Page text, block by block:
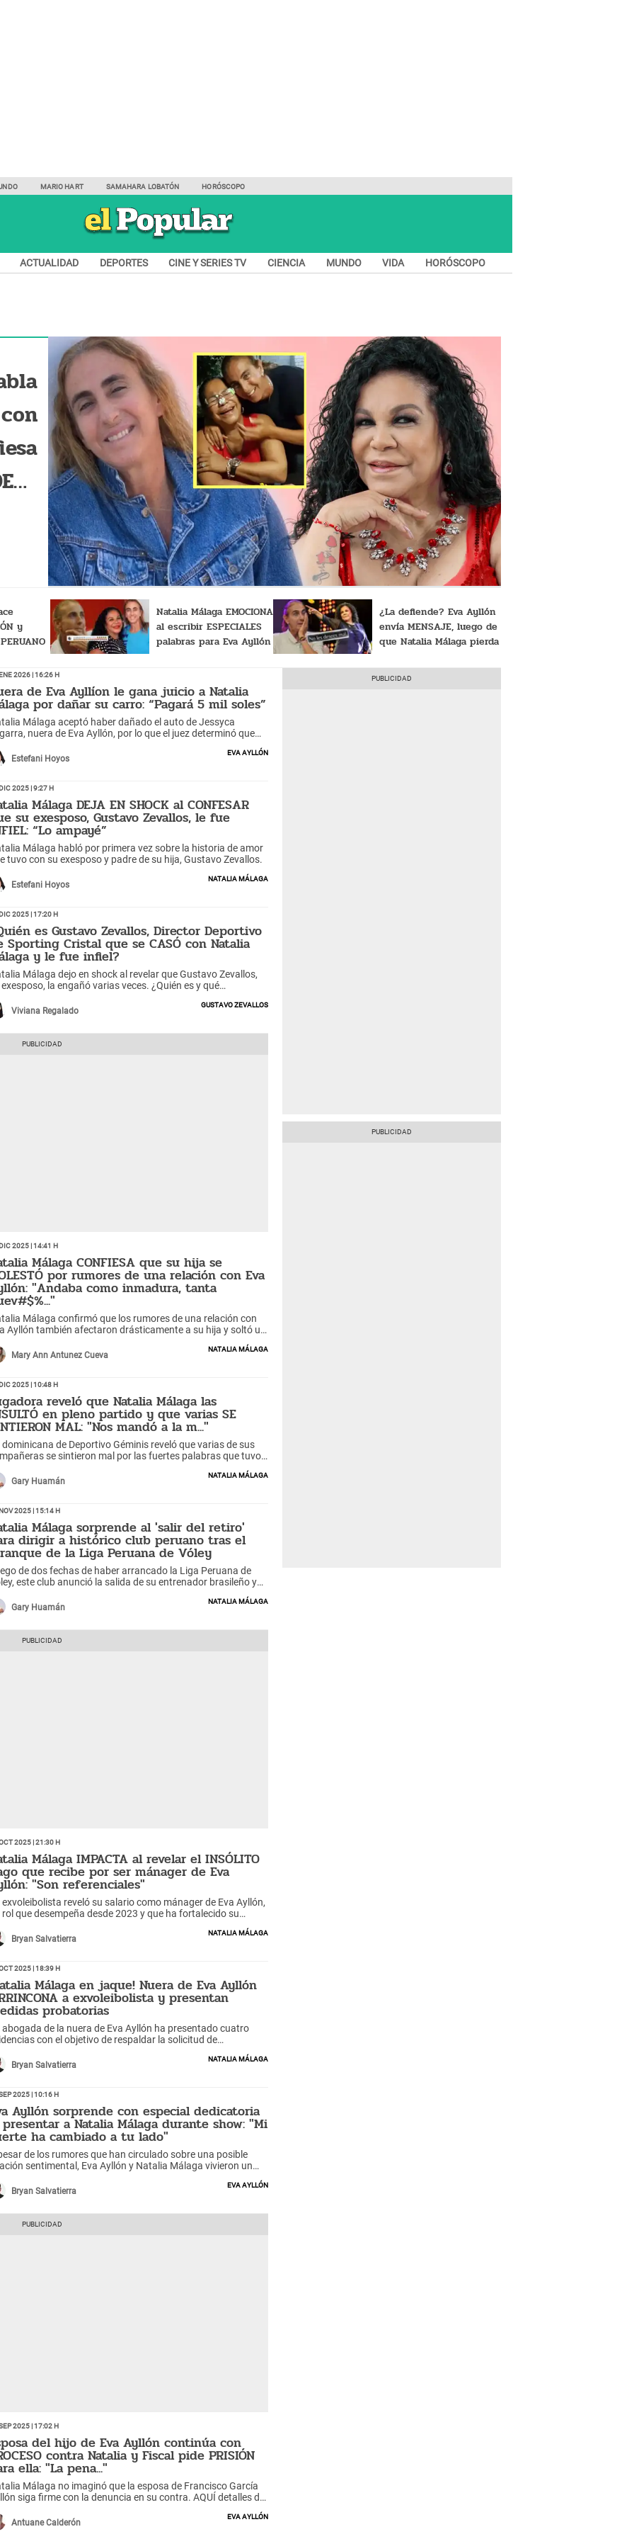
MARIO HART SAMAHARA LOBATÓN HORÓSCOPO
ACTUALIDAD DEPORTES CINE Y SERIES TV CIENCIA MUNDO VIDA HORÓSCOPO
y
Natalia Málaga EMOCIONA
al escribir ESPECIALES
palabras para Eva Ayllón
quiero..."
¿La defiende? Eva Ayllón
envía MENSAJE, luego de
que Natalia Málaga pierda
"No les desees..."
2026 | 16:26 h
de Eva Ayllíon le gana juicio a Natalia
por dañar su carro: “Pagará 5 mil soles”
Málaga aceptó haber dañado el auto de Jessyca
nuera de Eva Ayllón, por lo que el juez determinó que
civil.
Estefani Hoyos
Eva Ayllón
2025 | 9:27 h
Málaga DEJA EN SHOCK al CONFESAR
su exesposo, Gustavo Zevallos, le fue
“Lo ampayé”
Málaga habló por primera vez sobre la historia de amor
tuvo con su exesposo y padre de su hija, Gustavo Zevallos.
Estefani Hoyos
Natalia Málaga
2025 | 17:20 h
es Gustavo Zevallos, Director Deportivo
Sporting Cristal que se CASÓ con Natalia
y le fue infiel?
Málaga dejo en shock al revelar que Gustavo Zevallos,
la engañó varias veces. ¿Quién es y qué
Viviana Regalado
Gustavo Zevallos
2025 | 14:41 h
Málaga CONFIESA que su hija se
por rumores de una relación con Eva
"Andaba como inmadura, tanta
Málaga confirmó que los rumores de una relación con
Ayllón también afectaron drásticamente a su hija y soltó un
le dijo?
Mary Ann Antunez Cueva
Natalia Málaga
2025 | 10:48 h
reveló que Natalia Málaga las
en pleno partido y que varias SE
MAL: "Nos mandó a la m..."
dominicana de Deportivo Géminis reveló que varias de sus
se sintieron mal por las fuertes palabras que tuvo
Gary Huamán
Natalia Málaga
2025 | 15:14 h
Málaga sorprende al 'salir del retiro'
dirigir a histórico club peruano tras el
de la Liga Peruana de Vóley
de dos fechas de haber arrancado la Liga Peruana de
este club anunció la salida de su entrenador brasileño y
Gary Huamán
Natalia Málaga
2025 | 21:30 h
Málaga IMPACTA al revelar el INSÓLITO
que recibe por ser mánager de Eva
"Son referenciales"
exvoleibolista reveló su salario como mánager de Eva Ayllón,
rol que desempeña desde 2023 y que ha fortalecido su
Bryan Salvatierra
Natalia Málaga
2025 | 18:39 h
Málaga en jaque! Nuera de Eva Ayllón
a exvoleibolista y presentan
probatorias
abogada de la nuera de Eva Ayllón ha presentado cuatro
con el objetivo de respaldar la solicitud de
Bryan Salvatierra
Natalia Málaga
2025 | 10:16 h
Ayllón sorprende con especial dedicatoria
a Natalia Málaga durante show: "Mi
ha cambiado a tu lado"
de los rumores que han circulado sobre una posible
sentimental, Eva Ayllón y Natalia Málaga vivieron un
Bryan Salvatierra
Eva Ayllón
2025 | 17:02 h
del hijo de Eva Ayllón continúa con
contra Natalia y Fiscal pide PRISIÓN
ella: "La pena..."
Málaga no imaginó que la esposa de Francisco García
siga firme con la denuncia en su contra. AQUÍ detalles de
Antuane Calderón
Eva Ayllón